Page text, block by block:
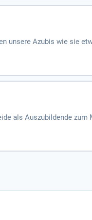
unsere Azubis wie sie
als Auszubildende zum
elektronische